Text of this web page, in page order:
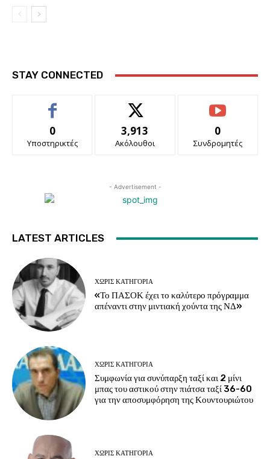
STAY CONNECTED
0
Υποστηρικτές
3,913
Ακόλουθοι
0
Συνδρομητές
- Advertisement -
LATEST ARTICLES
ΧΩΡΊΣ ΚΑΤΗΓΟΡΊΑ
«Το ΠΑΣΟΚ έχει το καλύτερο πρόγραμμα
απέναντι στην μιντιακή χούντα της ΝΔ»
ΧΩΡΊΣ ΚΑΤΗΓΟΡΊΑ
Συμφωνία για συνύπαρξη ταξί και 2 μίνι
μπας του αστικού στην πιάτσα ταξί 36-60
για την αποσυμφόρηση της Κουντουριώτου
ΧΩΡΊΣ ΚΑΤΗΓΟΡΊΑ